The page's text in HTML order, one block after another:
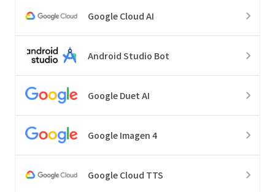
Google Cloud AI
Android Studio Bot
Google Duet AI
Google Imagen 4
Google Cloud TTS